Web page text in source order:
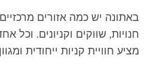
באתונה יש כמה אזורים
חנויות, שווקים וקניונים. וכל
מציע חוויית קניות ייחודית